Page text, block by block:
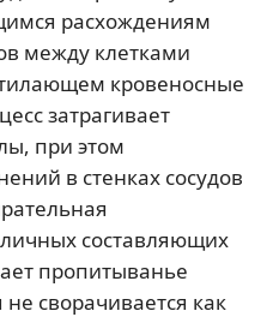
расхождениям
между клетками
кровеносные
затрагивает
при этом
в стенках сосудов
составляющих
пропитыванье
сворачивается как